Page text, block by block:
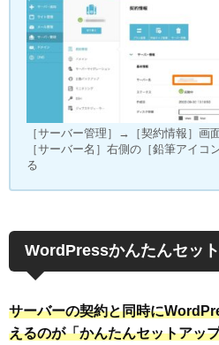
［サーバー管理］→［契約情報］画
［サーバー名］右側の［鉛筆アイコ
る
WordPressかんたんセッ
サーバーの契約と同時に
えるのが「かんたんセットアッ